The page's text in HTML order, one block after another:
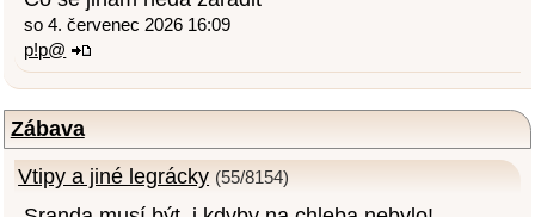
so 4. červenec 2026 16:09
p!p@
Zábava
Vtipy a jiné legrácky (55/8154)